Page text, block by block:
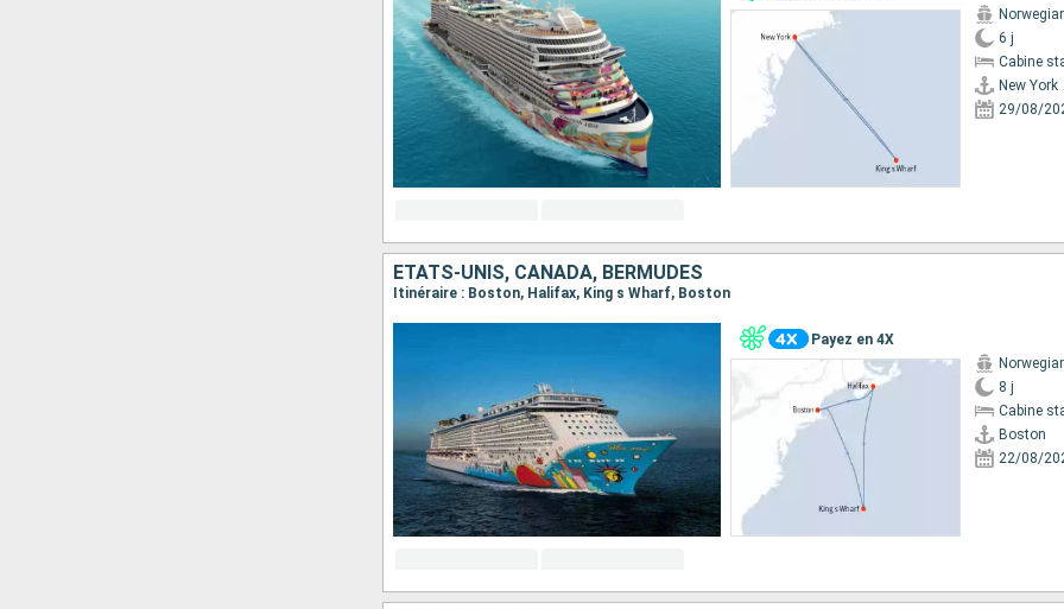
6 j
Cabine
New York
29/08/
ÉTATS-UNIS, CANADA, BERMUDES
Itinéraire : Boston, Halifax, King s Wharf, Boston
Payez en 4X
8 j
Cabine
Boston
22/08/